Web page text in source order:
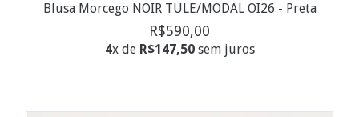
Blusa Morcego NOIR TULE/MODAL OI26 - Preta
R$590,00
4x de R$147,50sem juros